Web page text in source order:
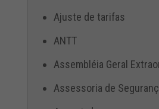
Ajuste de tarifas
ANTT
Assembléia Geral
Assessoria de